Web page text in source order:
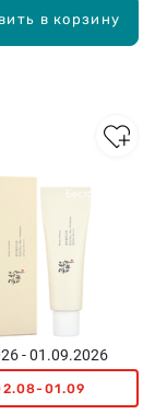
в корзину
Бестселлеры
- 01.09.2026
01.09